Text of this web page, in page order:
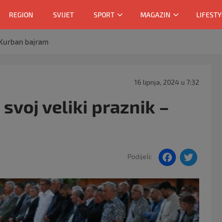
REGION SVIJET SPORT MAGAZIN
bajram
16 lipnja, 2024 u 7:32
veliki praznik –
Podijeli:
F
c
e
itt
er